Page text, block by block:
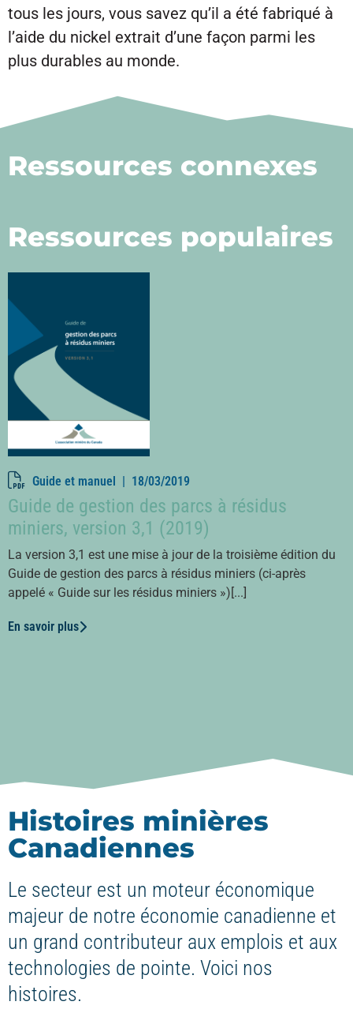
tous les jours, vous savez qu’il a été fabriqué à
l’aide du nickel extrait d’une façon parmi les
plus durables au monde.
Ressources connexes
Ressources populaires
Guide et manuel | 18/03/2019
Guide de gestion des parcs à résidus
miniers, version 3,1 (2019)
La version 3,1 est une mise à jour de la troisième édition du
Guide de gestion des parcs à résidus miniers (ci-après
appelé « Guide sur les résidus miniers »)[...]
En savoir plus
Histoires minières
Canadiennes
Le secteur est un moteur économique
majeur de notre économie canadienne et
un grand contributeur aux emplois et aux
technologies de pointe. Voici nos
histoires.